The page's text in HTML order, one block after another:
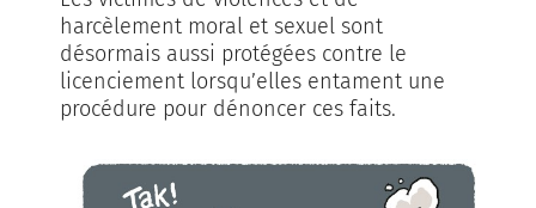
harcèlement moral et sexuel sont
désormais aussi protégées contre le
licenciement lorsqu’elles entament une
procédure pour dénoncer ces faits.